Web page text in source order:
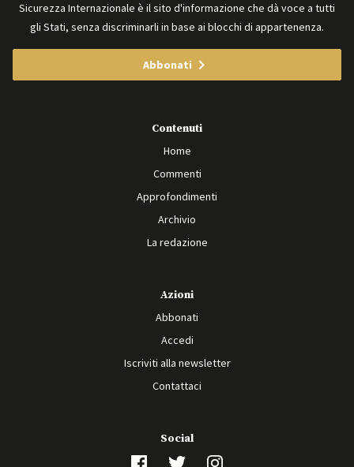
Sicurezza Internazionale è il sito d'informazione che dà voce a tutti
gli Stati, senza discriminarli in base ai blocchi di appartenenza.
Abbonati
Contenuti
Home
Commenti
Approfondimenti
Archivio
La redazione
Azioni
Abbonati
Accedi
Iscriviti alla newsletter
Contattaci
Social